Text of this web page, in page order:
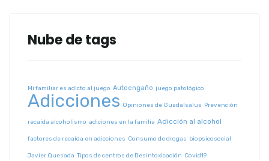
Nube de tags
Mi familiar es adicto al juego Autoengaño juego patológico
Adicciones Opiniones de Guadalsalus Prevención
recaída alcoholismo adiciones en la familia Adicción al alcohol
factores de recaída en adicciones Consumo de drogas biopsicosocial
Javier Quesada Tipos de centros de Desintoxicación Covid19